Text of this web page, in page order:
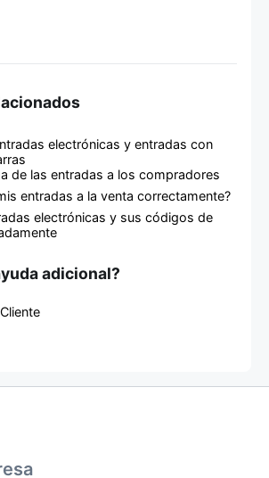
electrónicas y entradas con
de las entradas a los compradores
entradas a la venta correctamente?
electrónicas y sus códigos de
adicional?